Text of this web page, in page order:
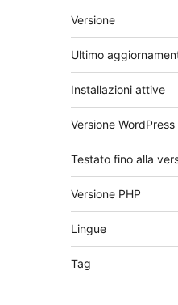
Meta
Versione
Ultimo
Installazioni attive
Versione WordPress
Testato fino alla
Versione PHP
Lingue
Tag